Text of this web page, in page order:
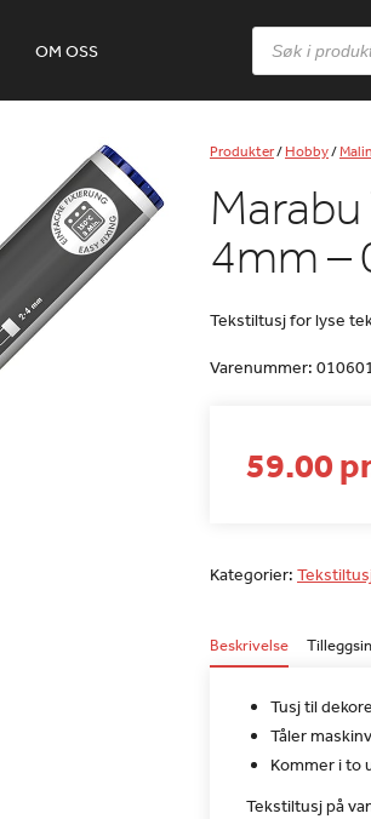
OM OSS
Products
search
Produkter/Hobby/
4mm –
Tekstiltusj for lyse
Varenummer:
59.00
Kategorier:
Beskrivelse
Tusj til
Tåler
Kommer i to
Tekstiltusj på